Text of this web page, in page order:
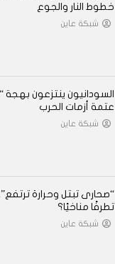
خطوط النار والجوع
شبكة عاين
السودانيون ينتزعون بهجة
عتمة أزمات الحرب
شبكة عاين
“صحارى تبتل وحرارة
تطرفًا مناخيًا؟
شبكة عاين